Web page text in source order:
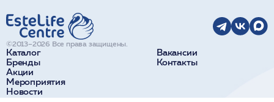
Каталог
Бренды
Акции
Мероприятия
Новости
Вакансии
Контакты
©2013–2026 Все права защищены.